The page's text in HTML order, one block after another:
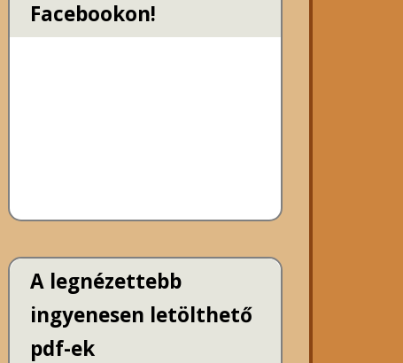
Facebookon!
A legnézettebb
ingyenesen letölthető
pdf-ek